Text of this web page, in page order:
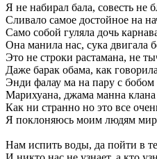
Я не набирал бала, совесть не
Сливало самое достойное на
Само собой гуляла дочь
Она манила нас, сука двигала
Это не строки растамана, не
Даже барак обама, как говорила
Энди фалау ма на пару с бобом
Марихуана, джама манна клана
Как ни странно но это все
Я поклоняюсь моим людям мир
Нам испить воды, да пойти в